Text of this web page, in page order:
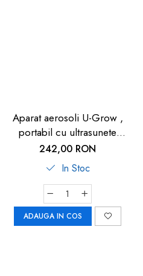
Aparat aerosoli U-Grow ,
portabil cu ultrasunete
,tehnologie silentoasa,
masca de copii si adulti
inclusa in pachet, design
prietenos pentru copii
242,00 RON
In Stoc
ADAUGA IN COS